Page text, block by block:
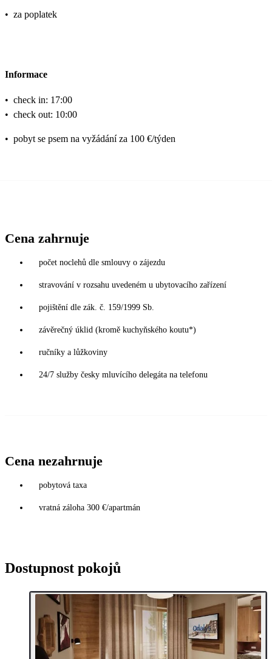
• za poplatek
Informace
• check in: 17:00
• check out: 10:00
• pobyt se psem na vyžádání za 100 €/týden
Cena zahrnuje
počet noclehů dle smlouvy o zájezdu
stravování v rozsahu uvedeném u ubytovacího zařízení
pojištění dle zák. č. 159/1999 Sb.
závěrečný úklid (kromě kuchyňského koutu*)
ručníky a lůžkoviny
24/7 služby česky mluvícího delegáta na telefonu
Cena nezahrnuje
pobytová taxa
vratná záloha 300 €/apartmán
Dostupnost pokojů